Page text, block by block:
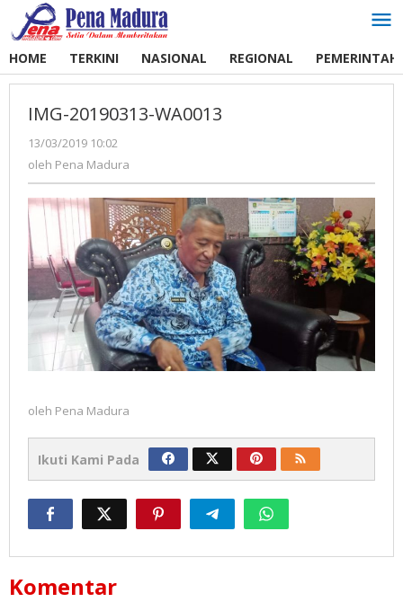
Lewati
ke
HOME TERKINI NASIONAL REGIONAL
IMG-20190313-WA0013
13/03/2019 10:02
Pena
oleh Pena Madura
oleh Pena Madura
Ikuti Kami Pada
Komentar